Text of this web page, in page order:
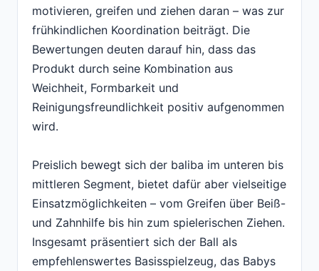
motivieren, greifen und ziehen daran – was zur
frühkindlichen Koordination beiträgt. Die
Bewertungen deuten darauf hin, dass das
Produkt durch seine Kombination aus
Weichheit, Formbarkeit und
Reinigungsfreundlichkeit positiv aufgenommen
wird.
Preislich bewegt sich der baliba im unteren bis
mittleren Segment, bietet dafür aber vielseitige
Einsatzmöglichkeiten – vom Greifen über Beiß-
und Zahnhilfe bis hin zum spielerischen Ziehen.
Insgesamt präsentiert sich der Ball als
empfehlenswertes Basisspielzeug, das Babys